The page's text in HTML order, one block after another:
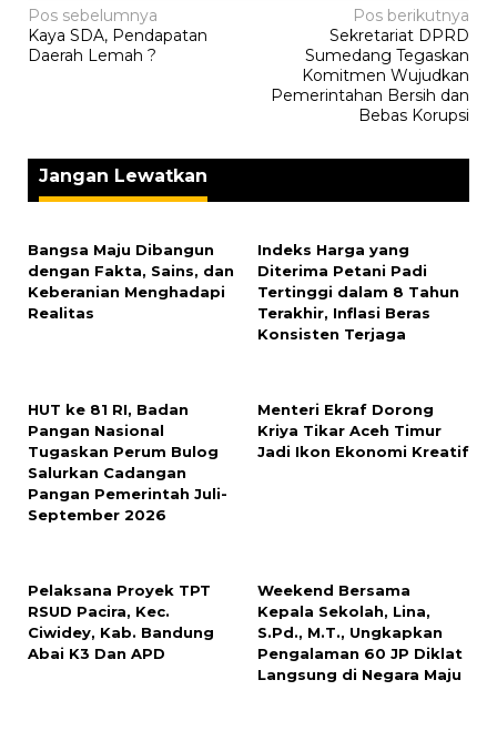
Navigasi
pos
Pos sebelumnya
Kaya SDA, Pendapatan
Daerah Lemah ?
Pos berikutnya
‎Sekretariat DPRD
Sumedang Tegaskan
Komitmen Wujudkan
Pemerintahan Bersih dan
Bebas Korupsi
Jangan Lewatkan
Bangsa Maju Dibangun
dengan Fakta, Sains, dan
Keberanian Menghadapi
Realitas
Indeks Harga yang
Diterima Petani Padi
Tertinggi dalam 8 Tahun
Terakhir, Inflasi Beras
Konsisten Terjaga
HUT ke 81 RI, Badan
Pangan Nasional
Tugaskan Perum Bulog
Salurkan Cadangan
Pangan Pemerintah Juli-
September 2026
Menteri Ekraf Dorong
Kriya Tikar Aceh Timur
Jadi Ikon Ekonomi Kreatif
Pelaksana Proyek TPT
RSUD Pacira, Kec.
Ciwidey, Kab. Bandung
Abai K3 Dan APD
Weekend Bersama
Kepala Sekolah, Lina,
S.Pd., M.T., Ungkapkan
Pengalaman 60 JP Diklat
Langsung di Negara Maju